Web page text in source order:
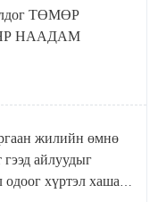
ТӨМӨР
НААДАМ
жилийн өмнө
гээд айлуудыг
хүртэл хашаа